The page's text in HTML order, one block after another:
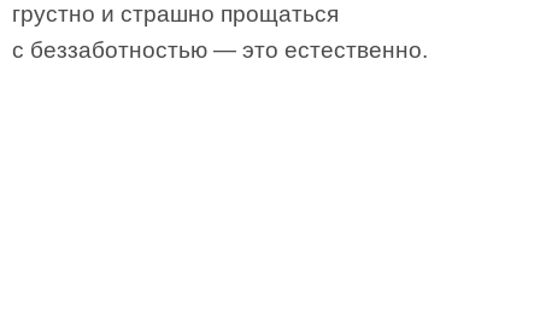
грустно и страшно прощаться
с беззаботностью — это естественно.